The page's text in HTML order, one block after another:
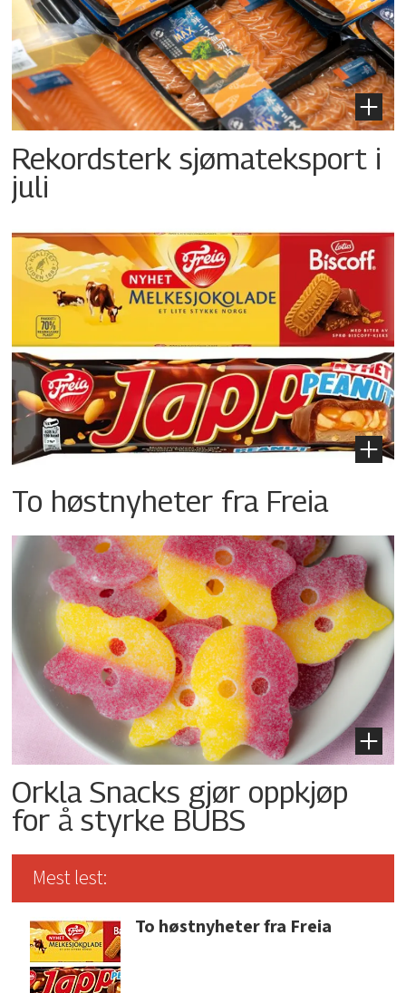
Rekordsterk sjømateksport i
juli
To høstnyheter fra Freia
Orkla Snacks gjør oppkjøp
for å styrke BUBS
Mest lest:
To høstnyheter fra Freia